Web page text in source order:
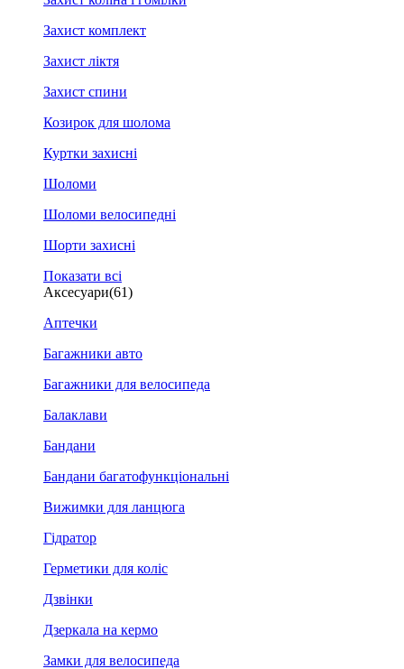
Захист комплект
Захист ліктя
Захист спини
Козирок для шолома
Куртки захисні
Шоломи
Шоломи велосипедні
Шорти захисні
Показати всі
Аксесуари(61)
Аптечки
Багажники авто
Багажники для велосипеда
Балаклави
Бандани
Бандани багатофункціональні
Вижимки для ланцюга
Гідратор
Герметики для коліс
Дзвінки
Дзеркала на кермо
Замки для велосипеда